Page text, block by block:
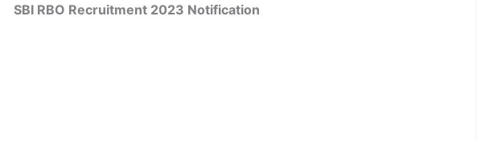
SBI RBO Recruitment 2023 Notification